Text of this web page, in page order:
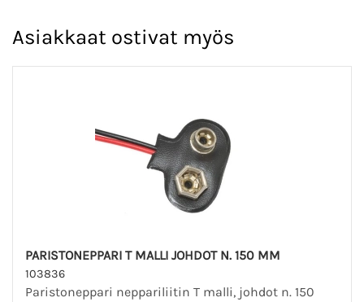
Asiakkaat ostivat myös
PARISTONEPPARI T MALLI JOHDOT N. 150 MM
103836
Paristoneppari neppariliitin T malli, johdot n. 150